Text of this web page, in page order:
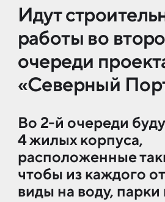
Идут
ра­бо­ты во
оче­реди
«Се­вер­ный
Во 2-й оче­реди
4 жи­лых кор­пуса,
рас­по­ло­жен­ные
чтобы из каж­до­го
виды на воду, пар­ки